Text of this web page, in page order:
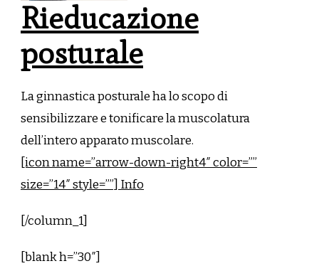
Rieducazione
posturale
La ginnastica posturale ha lo scopo di
sensibilizzare e tonificare la muscolatura
dell’intero apparato muscolare.
[icon name=”arrow-down-right4″ color=””
size=”14″ style=””] Info
[/column_1]
[blank h=”30″]